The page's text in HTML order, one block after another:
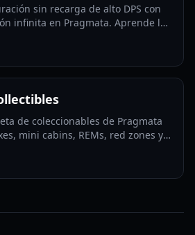
sin recarga de alto DPS con
infinita en Pragmata. Aprende los
lista para Lunatic Plus.
de coleccionables de Pragmata
mini cabins, REMs, red zones y